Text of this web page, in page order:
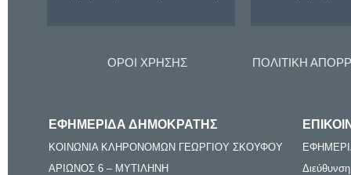
ΟΡΟΙ ΧΡΗΣΗΣ ΠΟΛΙΤΙΚΗ
ΕΦΗΜΕΡΙΔΑ ΔΗΜΟΚΡΑΤΗΣ
ΚΟΙΝΩΝΙΑ ΚΛΗΡΟΝΟΜΩΝ ΓΕΩΡΓΙΟΥ ΣΚΟΥΦΟΥ
ΑΡΙΩΝΟΣ 6 – ΜΥΤΙΛΗΝΗ